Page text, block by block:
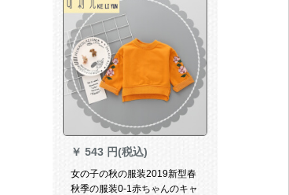
￥ 543 円(税込)
女の子の秋の服装2019新型春
秋季の服装0-1赤ちゃんのキャ